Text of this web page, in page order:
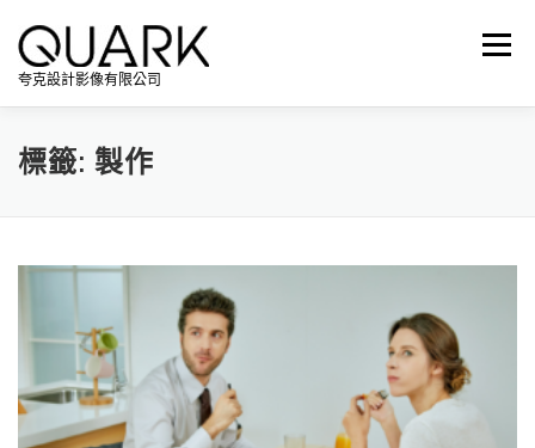
內
夸克設計影像有限公司
選單
標籤: 製作